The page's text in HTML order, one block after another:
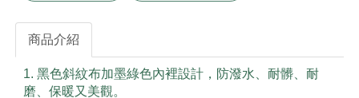
商品介紹
1. 黑色斜紋布加墨綠色內裡設計，防潑水、耐髒、耐
磨、保暖又美觀。